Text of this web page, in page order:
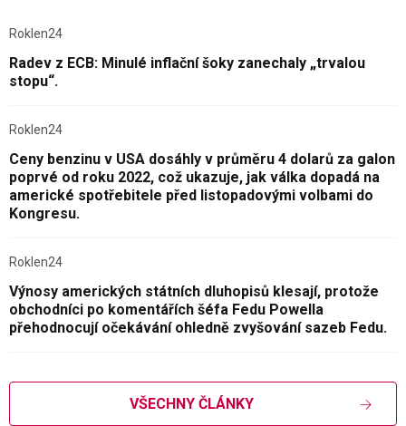
Roklen24
Radev z ECB: Minulé inflační šoky zanechaly „trvalou
stopu“.
Roklen24
Ceny benzinu v USA dosáhly v průměru 4 dolarů za galon
poprvé od roku 2022, což ukazuje, jak válka dopadá na
americké spotřebitele před listopadovými volbami do
Kongresu.
Roklen24
Výnosy amerických státních dluhopisů klesají, protože
obchodníci po komentářích šéfa Fedu Powella
přehodnocují očekávání ohledně zvyšování sazeb Fedu.
VŠECHNY ČLÁNKY